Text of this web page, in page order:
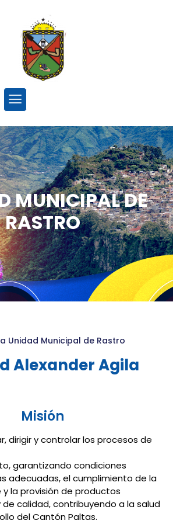
MUNICIPAL DE
RASTRO
Unidad Municipal de Rastro
Alexander Agila
Misión
dirigir y controlar los procesos de
garantizando condiciones
adecuadas, el cumplimiento de la
la provisión de productos
de calidad, contribuyendo a la salud
del Cantón Paltas.